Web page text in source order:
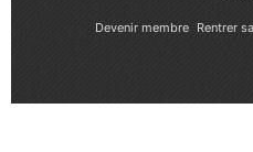
Devenir membre Rentrer